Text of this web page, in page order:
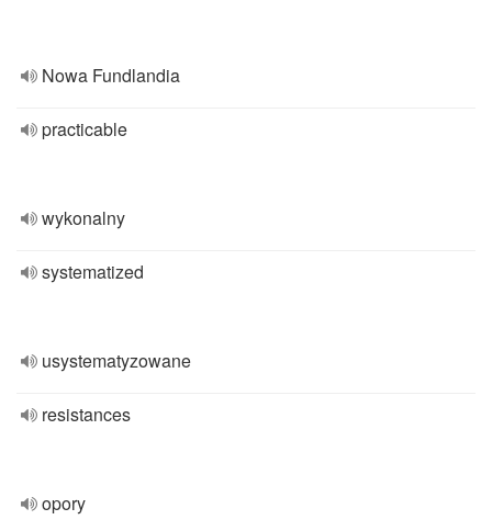
Nowa Fundlandia
practicable
wykonalny
systematized
usystematyzowane
resistances
opory